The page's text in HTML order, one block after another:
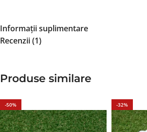
Informații suplimentare
Recenzii (1)
Produse similare
-50% -32%